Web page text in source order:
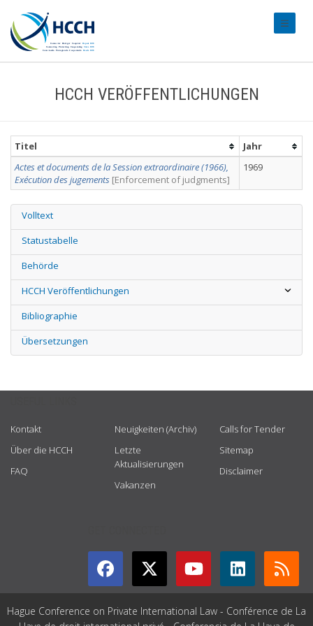
HCCH VERÖFFENTLICHUNGEN
Titel
Jahr
Actes et documents de la Session extraordinaire (1966),
Exécution des jugements [Enforcement of judgments]
1969
Volltext
Statustabelle
Behörde
HCCH Veröffentlichungen
Bibliographie
Übersetzungen
Kontakt
Über die HCCH
FAQ
Neuigkeiten (Archiv)
Letzte
Aktualisierungen
Vakanzen
Calls for Tender
Sitemap
Disclaimer
Hague Conference on Private International Law - Conférence de La